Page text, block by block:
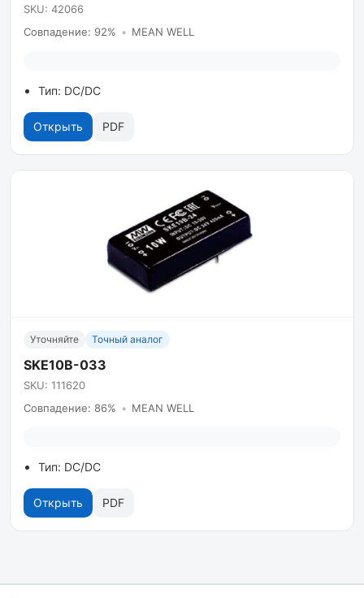
SKU: 42066
Совпадение: 92% • MEAN WELL
Тип: DC/DC
Открыть PDF
Уточняйте Точный аналог
SKE10B-033
SKU: 111620
Совпадение: 86% • MEAN WELL
Тип: DC/DC
Открыть PDF